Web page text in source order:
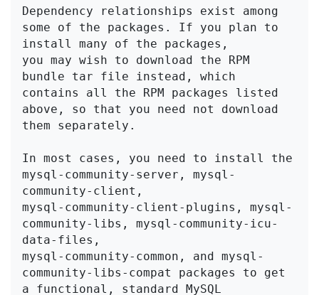
Dependency relationships exist among
some of the packages. If you plan to
install many of the packages,
you may wish to download the RPM
bundle tar file instead, which
contains all the RPM packages listed
above, so that you need not download
them separately.
In most cases, you need to install the
mysql-community-server, mysql-
community-client,
mysql-community-client-plugins, mysql-
community-libs, mysql-community-icu-
data-files,
mysql-community-common, and mysql-
community-libs-compat packages to get
a functional, standard MySQL